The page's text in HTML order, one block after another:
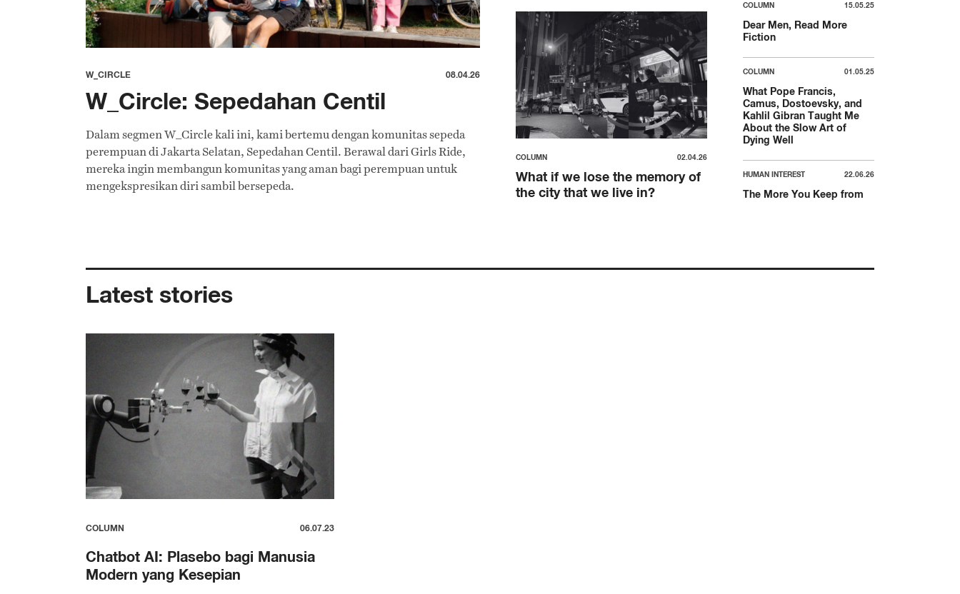
W_CIRCLE 08.04.26
W_Circle: Sepedahan Centil
Dalam segmen W_Circle kali ini, kami bertemu dengan komunitas sepeda
perempuan di Jakarta Selatan, Sepedahan Centil. Berawal dari Girls Ride,
mereka ingin membangun komunitas yang aman bagi perempuan untuk
mengekspresikan diri sambil bersepeda.
COLUMN 02.04.26
What if we lose the memory of
the city that we live in?
COLUMN 15.05.25
Dear Men, Read More
Fiction
COLUMN 01.05.25
What Pope Francis,
Camus, Dostoevsky, and
Kahlil Gibran Taught Me
About the Slow Art of
Dying Well
HUMAN INTEREST 22.06.26
The More You Keep from
Make Climate Activism
Latest stories
COLUMN 06.07.23
Chatbot AI: Plasebo bagi Manusia
Modern yang Kesepian